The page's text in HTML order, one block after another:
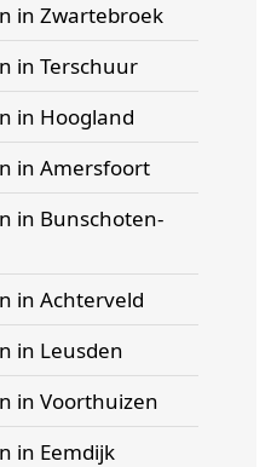
in Zwartebroek
in Terschuur
in Hoogland
in Amersfoort
in Bunschoten-
in Achterveld
in Leusden
in Voorthuizen
in Eemdijk